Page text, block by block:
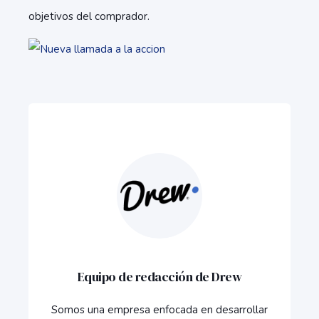
objetivos del comprador.
Equipo de redacción de Drew
Somos una empresa enfocada en desarrollar